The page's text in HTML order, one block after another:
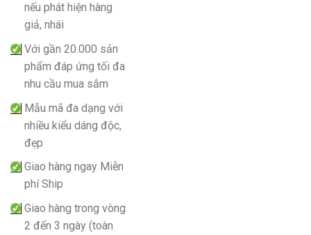
nếu phát hiện hàng
giả, nhái
Với gần 20.000 sản
phẩm đáp ứng tối đa
nhu cầu mua sắm
Mẫu mã đa dạng với
nhiều kiểu dáng độc,
đẹp
Giao hàng ngay Miễn
phí Ship
Giao hàng trong vòng
2 đến 3 ngày (toàn